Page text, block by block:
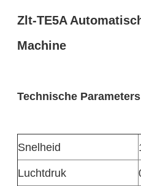
Zlt-TE5A
Machine
Technische
Snelheid
Luchtdruk